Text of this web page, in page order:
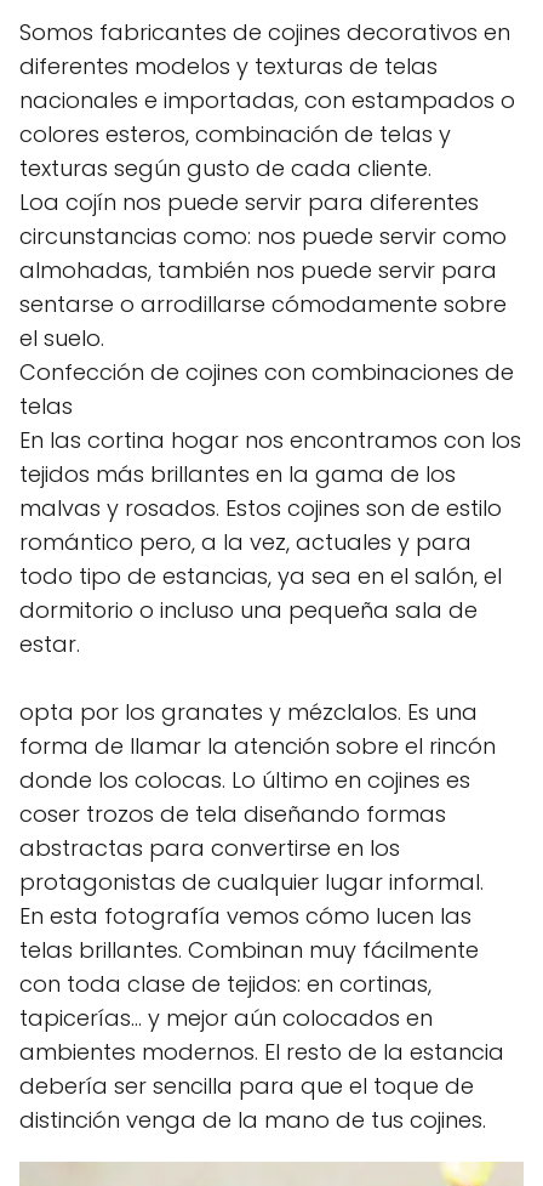
Somos fabricantes de cojines decorativos en
diferentes modelos y texturas de telas
nacionales e importadas, con estampados o
colores esteros, combinación de telas y
texturas según gusto de cada cliente.
Loa cojín nos puede servir para diferentes
circunstancias como: nos puede servir como
almohadas, también nos puede servir para
sentarse o arrodillarse cómodamente sobre
el suelo.
Confección de cojines con combinaciones de
telas
En las cortina hogar nos encontramos con los
tejidos más brillantes en la gama de los
malvas y rosados. Estos cojines son de estilo
romántico pero, a la vez, actuales y para
todo tipo de estancias, ya sea en el salón, el
dormitorio o incluso una pequeña sala de
estar.
opta por los granates y mézclalos. Es una
forma de llamar la atención sobre el rincón
donde los colocas. Lo último en cojines es
coser trozos de tela diseñando formas
abstractas para convertirse en los
protagonistas de cualquier lugar informal.
En esta fotografía vemos cómo lucen las
telas brillantes. Combinan muy fácilmente
con toda clase de tejidos: en cortinas,
tapicerías… y mejor aún colocados en
ambientes modernos. El resto de la estancia
debería ser sencilla para que el toque de
distinción venga de la mano de tus cojines.